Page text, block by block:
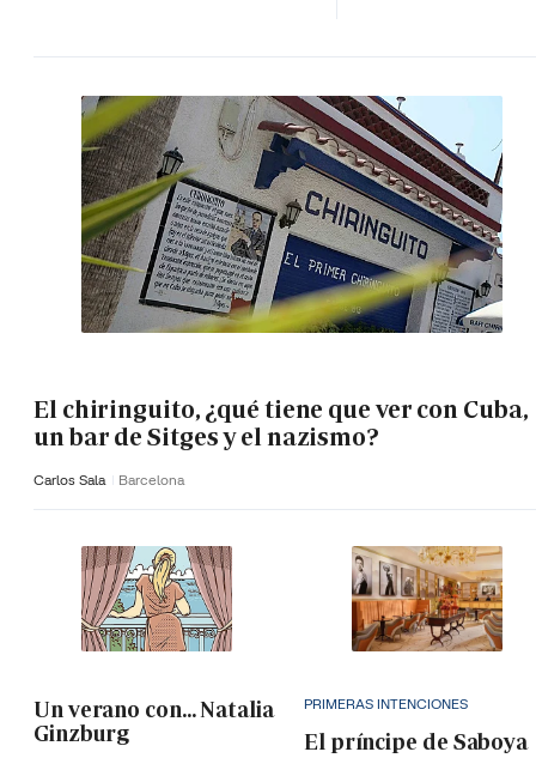
El chiringuito, ¿qué tiene que ver con Cuba,
un bar de Sitges y el nazismo?
Carlos Sala Barcelona
Un verano con... Natalia
Ginzburg
PRIMERAS INTENCIONES
El príncipe de Saboya